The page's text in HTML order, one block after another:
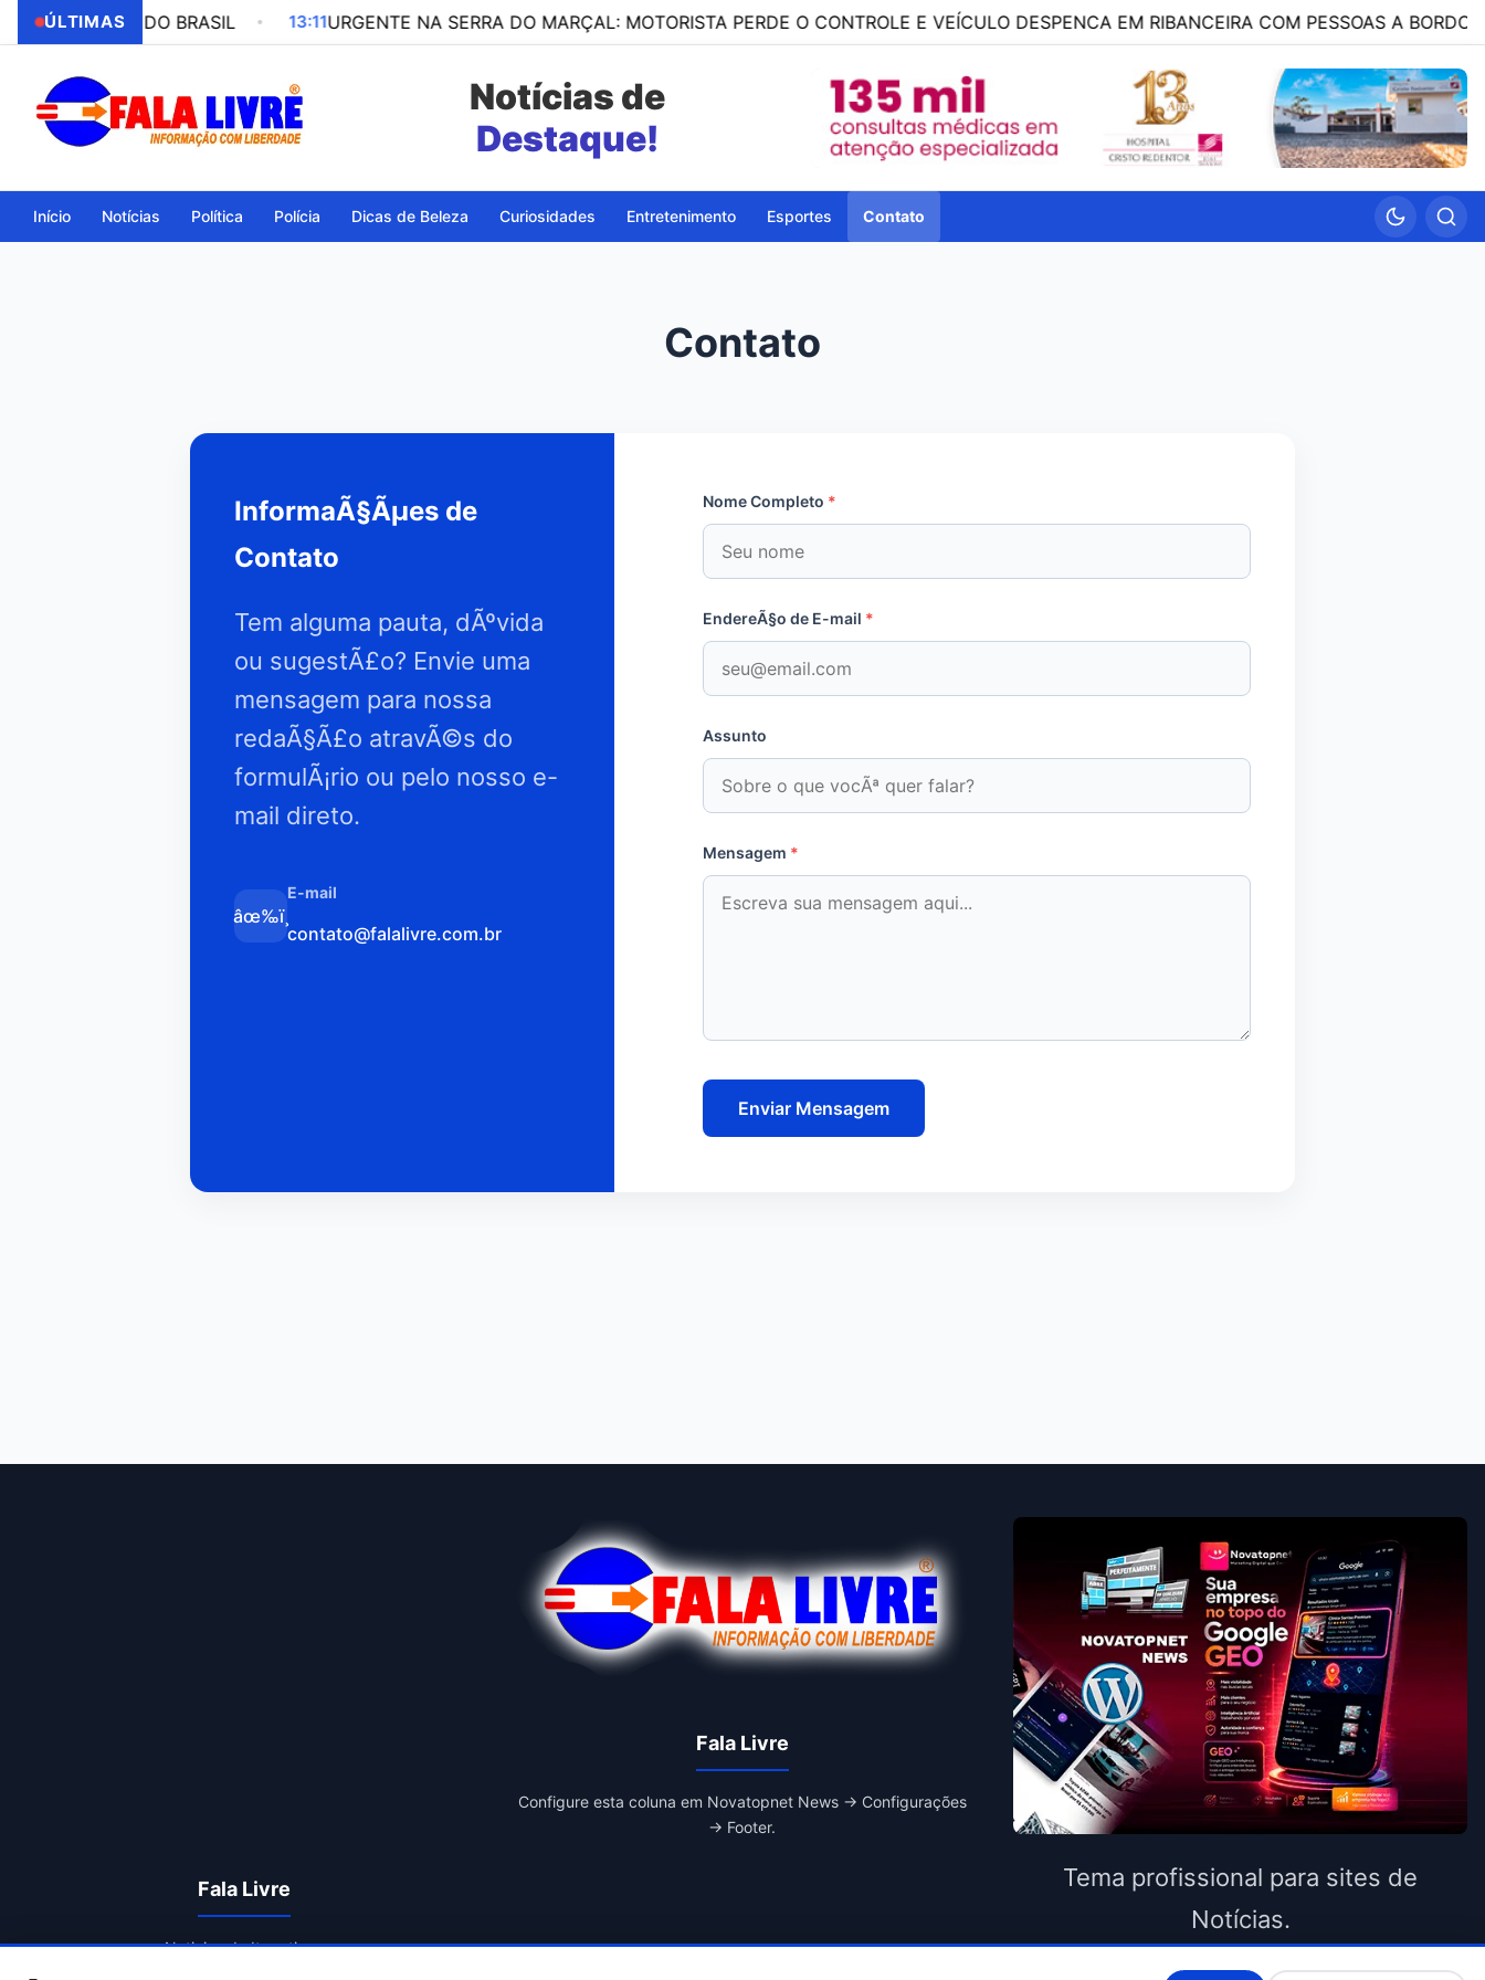
ÚLTIMASDO BRASIL 13:11 URGENTE NA SERRA DO MARÇAL: MOTORISTA PERDE O CONTROLE E VEÍCULO DESPENCA EM RIBANCEIRA COM PESSOAS A BORDO
Notícias de
Destaque!
Início Notícias Política Polícia Dicas de Beleza Curiosidades Entretenimento Esportes Contato
Contato
InformaÃ§Ãµes de
Contato
Tem alguma pauta, dÃºvida
ou sugestÃ£o? Envie uma
mensagem para nossa
redaÃ§Ã£o atravÃ©s do
formulÃ¡rio ou pelo nosso e-
mail direto.
âœ‰ï¸
E-mail
contato@falalivre.com.br
Nome Completo *
EndereÃ§o de E-mail *
Assunto
Mensagem *
Enviar Mensagem
Fala Livre
Noticias de Itapetinga
Fala Livre
Configure esta coluna em Novatopnet News → Configurações
→ Footer.
Tema profissional para sites de
Notícias.